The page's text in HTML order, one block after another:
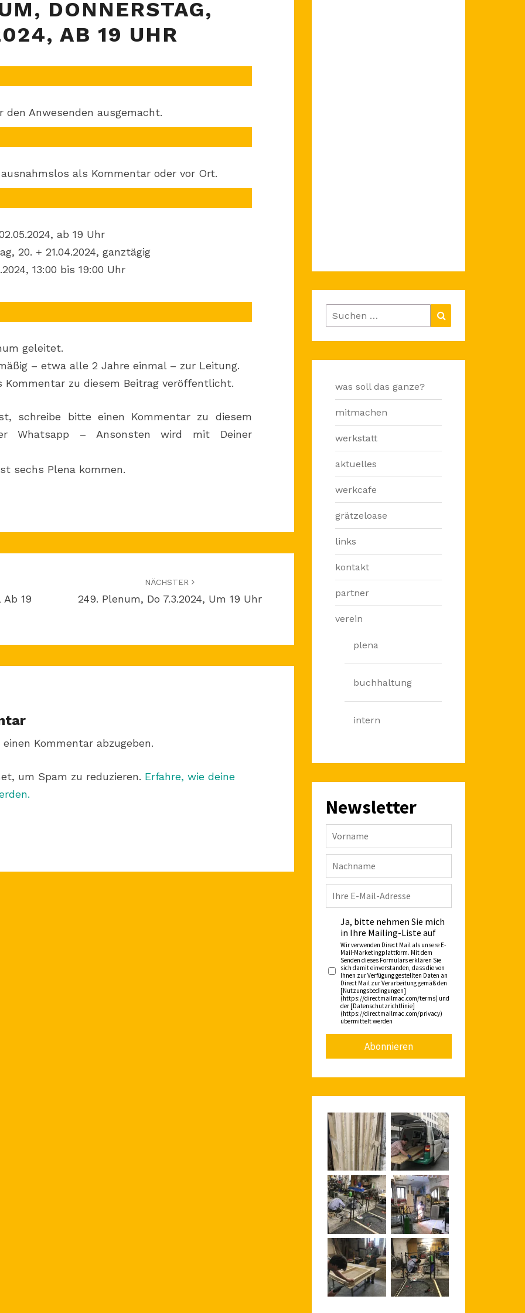
PLENUM,
DONNERSTAG,
04.04.2024,
AB
DONNERSTAG,
AB 19 UHR
Anwesenden ausgemacht.
als Kommentar oder vor Ort.
ab 19 Uhr
20. + 21.04.2024, ganztägig
13:00 bis 19:00 Uhr
geleitet.
– etwa alle 2 Jahre einmal – zur Leitung.
Kommentar zu diesem Beitrag veröffentlicht.
schreibe bitte einen Kommentar zu diesem
Whatsapp – Ansonsten wird mit Deiner
sechs Plena kommen.
Ab 19
NÄCHSTER
249. Plenum, Do 7.3.2024, Um 19 Uhr
Kommentar abzugeben.
um Spam zu reduzieren. Erfahre, wie deine
Suchen
nach:
was soll das ganze?
mitmachen
werkstatt
aktuelles
werkcafe
grätzeloase
links
kontakt
partner
verein
plena
buchhaltung
intern